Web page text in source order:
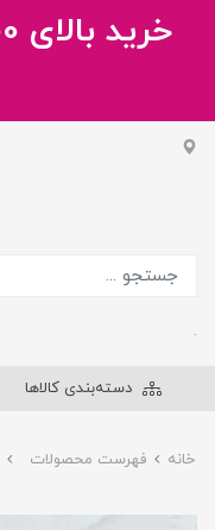
.
دسته‌بندی کالاها
خانه فهرست محصولات